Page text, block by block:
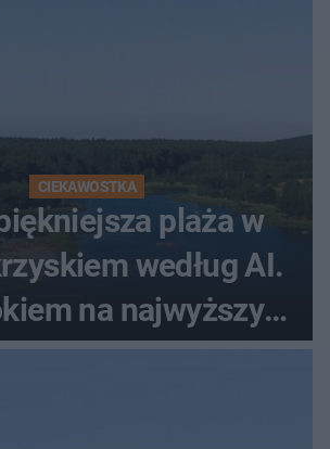
CIEKAWOSTKA
plaża w
według AI.
na najwyższy
Świętokrzyskich